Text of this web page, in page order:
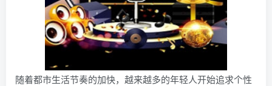
随着都市生活节奏的加快，越来越多的年轻人开始追求个性